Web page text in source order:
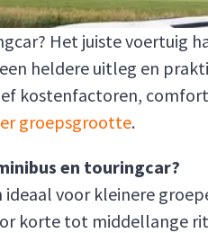
Het juiste voertuig
heldere uitleg en
kostenfactoren,
groepsgrootte.
en touringcar?
ideaal voor kleinere
korte tot middellange